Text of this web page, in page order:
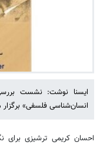
ایسنا نوشت: نشست بررسی
انسان‌شناسی فلسفی»
احسان‌ کریمی ترشیزی برای